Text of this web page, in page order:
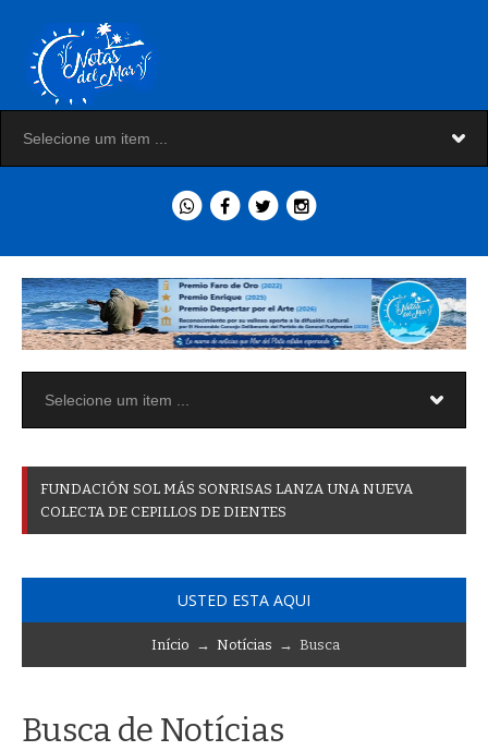
FUNDACIÓN SOL MÁS SONRISAS LANZA UNA NUEVA
COLECTA DE CEPILLOS DE DIENTES
USTED ESTA AQUI
Início → Notícias → Busca
Busca de Notícias